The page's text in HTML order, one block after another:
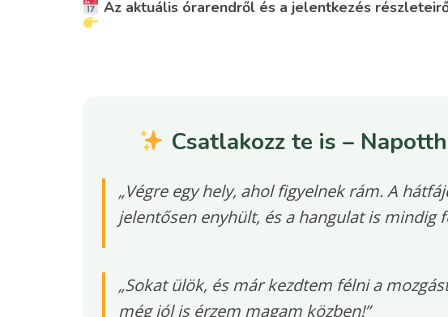
Az aktuális órarendről és a jelentkezés
Csatlakozz te is –
„Végre egy hely, ahol figyelnek rám. A
jelentősen enyhült, és a hangulat is mindig
„Sokat ülök, és már kezdtem félni a
még jól is érzem magam közben!”